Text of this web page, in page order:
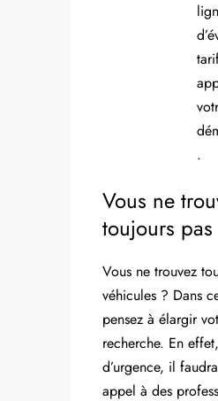
.
Vous ne
toujours
Vous ne trouvez
véhicules ? Dans
pensez à élargir
recherche. En
d’urgence, il
appel à des